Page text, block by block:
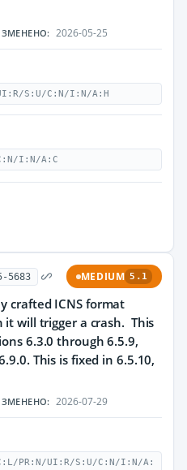
2026-05-25
S:U/C:N/I:N/A:H
I:N/A:C
5683 MEDIUM 5.1
crafted ICNS format
it will trigger a crash. This
6.3.0 through 6.5.9,
This is fixed in 6.5.10,
2026-07-29
PR:N/UI:R/S:U/C:N/I:N/A: